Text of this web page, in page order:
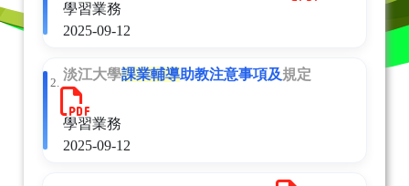
學習業務
2025-09-12
2.
淡江大學課業輔導助教注意事項及規定
學習業務
2025-09-12